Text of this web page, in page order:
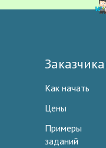
Как начать
Цены
Примеры
заданий